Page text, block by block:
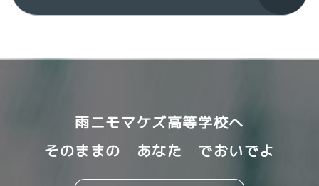
雨ニモマケズ高等学校へ
そのままの あなた でおいでよ